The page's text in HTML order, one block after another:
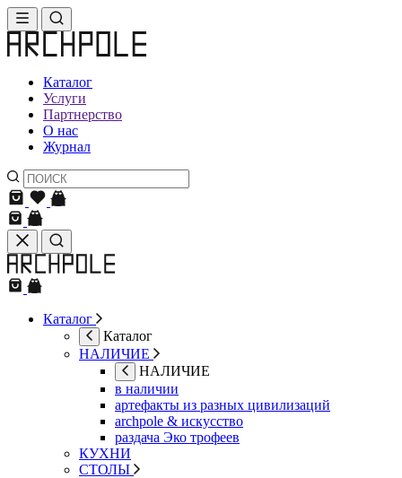
Каталог
Услуги
Партнерство
О нас
Журнал
Каталог
Каталог
НАЛИЧИЕ
НАЛИЧИЕ
в наличии
артефакты из разных цивилизаций
archpole & искусство
раздача Эко трофеев
КУХНИ
СТОЛЫ